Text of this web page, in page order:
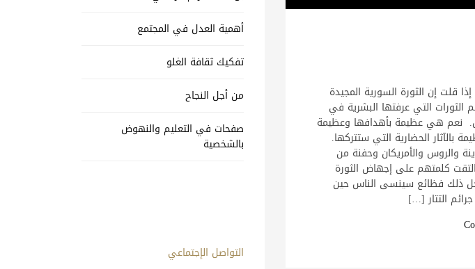
قلت إن الثورة السورية المجيدة
التي عرفتها البشرية في
نعم هي عظيمة بأهدافها وعظيمة
بالآثار الحضارية التي ستتركها.
والروس والأمريكان وحفنة من
كلمتهم على إجهاض الثورة
ذلك فظائع سينسى الناس حين
التتار […]
أهمية العدل في المجتمع
تفكيك ثقافة الغلو
من أجل النجاح
صفحات في التعليم والنهوض
بالشخصية
التواصل الإجتماعي